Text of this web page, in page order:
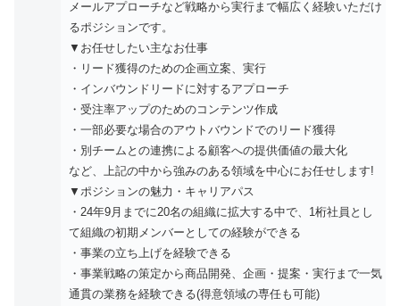
メールアプローチなど戦略から実行まで幅広く経験いただけ
るポジションです。
▼お任せしたい主なお仕事
・リード獲得のための企画立案、実行
・インバウンドリードに対するアプローチ
・受注率アップのためのコンテンツ作成
・一部必要な場合のアウトバウンドでのリード獲得
・別チームとの連携による顧客への提供価値の最大化
など、上記の中から強みのある領域を中心にお任せします!
▼ポジションの魅力・キャリアパス
・24年9月までに20名の組織に拡大する中で、1桁社員とし
て組織の初期メンバーとしての経験ができる
・事業の立ち上げを経験できる
・事業戦略の策定から商品開発、企画・提案・実行まで一気
通貫の業務を経験できる(得意領域の専任も可能)